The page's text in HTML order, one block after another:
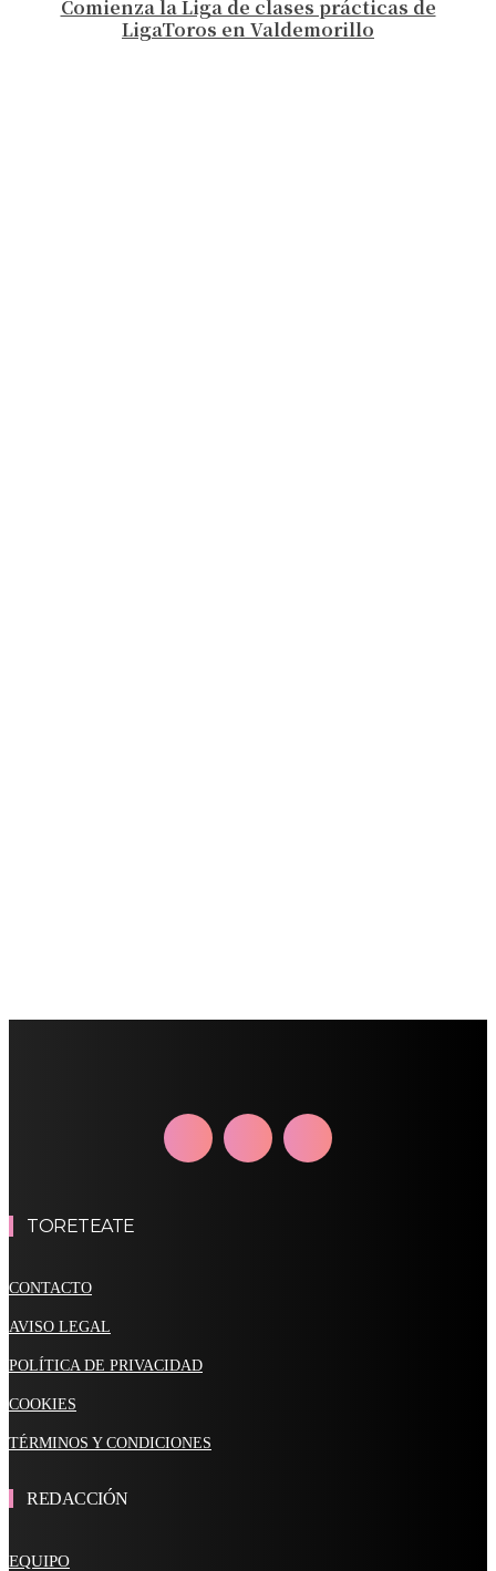
Comienza la Liga de clases prácticas de
LigaToros en Valdemorillo
TORETEATE
CONTACTO
AVISO LEGAL
POLÍTICA DE PRIVACIDAD
COOKIES
TÉRMINOS Y CONDICIONES
REDACCIÓN
EQUIPO